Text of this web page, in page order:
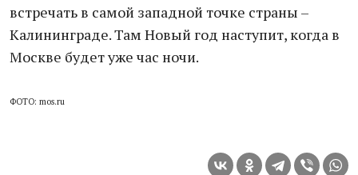
встречать в самой западной точке страны –
Калининграде. Там Новый год наступит, когда в
Москве будет уже час ночи.
ФОТО: mos.ru